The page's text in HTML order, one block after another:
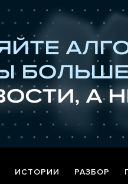
ИСТОРИИ РАЗБОР